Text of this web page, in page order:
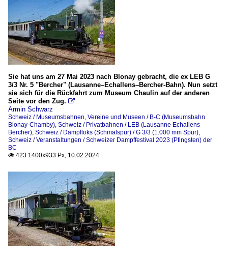
Sie hat uns am 27 Mai 2023 nach Blonay gebracht, die ex LEB G
3/3 Nr. 5 "Bercher" (Lausanne–Echallens–Bercher-Bahn). Nun setzt
sie sich für die Rückfahrt zum Museum Chaulin auf der anderen
Seite vor den Zug. 
Armin Schwarz
Schweiz / Museumsbahnen, Vereine und Museen / B-C (Museumsbahn
Blonay-Chamby) Schweiz / Privatbahnen / LEB (Lausanne Echallens
Bercher) Schweiz / Dampfloks (Schmalspur) / G 3/3 (1.000 mm Spur)
Schweiz / Veranstaltungen / Schweizer Dampffestival 2023 (Pfingsten) der
BC
 423 1400x933 Px, 10.02.2024